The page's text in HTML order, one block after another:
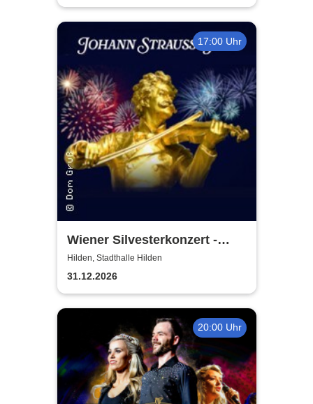
Flamenco-Tournee
17:00 Uhr
Wiener Silvesterkonzert -
Wiener Neujahrskonzert
Hilden, Stadthalle Hilden
31.12.2026
20:00 Uhr